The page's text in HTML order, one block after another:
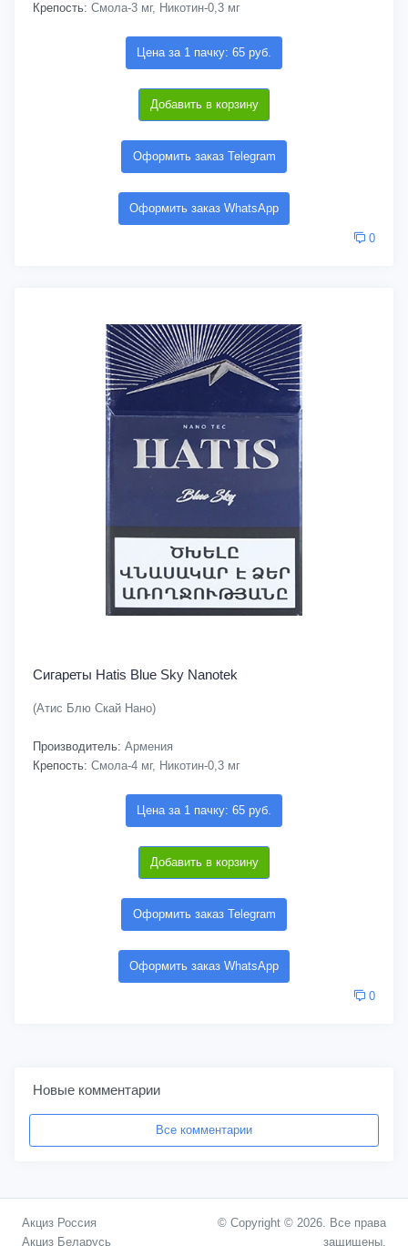
Крепость: Смола-3 мг, Никотин-0,3 мг
Цена за 1 пачку: 65 руб.
Добавить в корзину
Оформить заказ Telegram
Оформить заказ WhatsApp
0
Сигареты Hatis Blue Sky Nanotek
(Атис Блю Скай Нано)
Производитель: Армения
Крепость: Смола-4 мг, Никотин-0,3 мг
Цена за 1 пачку: 65 руб.
Добавить в корзину
Оформить заказ Telegram
Оформить заказ WhatsApp
0
Новые комментарии
Все комментарии
Акциз Россия
Акциз Беларусь
© Copyright © 2026. Все права
защищены.